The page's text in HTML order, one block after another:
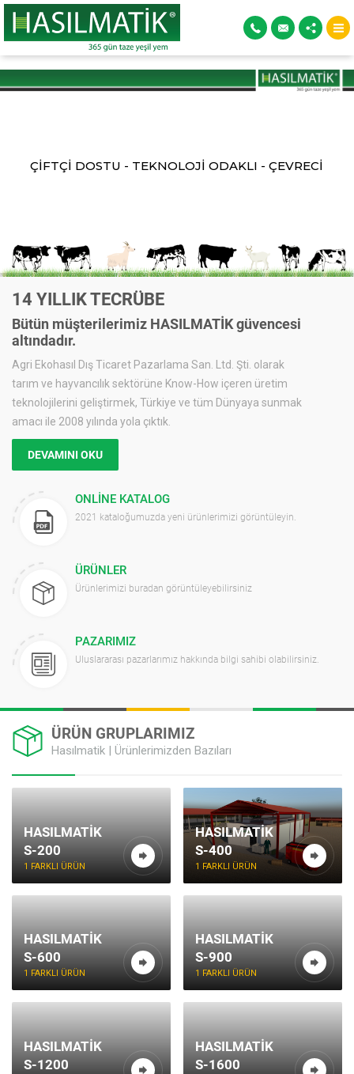
ÇİFTÇİ DOSTU - TEKNOLOJİ ODAKLI - ÇEVRECİ
14 YILLIK TECRÜBE
Bütün müşterilerimiz HASILMATİK güvencesi
altındadır.
Agri Ekohasıl Dış Ticaret Pazarlama San. Ltd. Şti. olarak
tarım ve hayvancılık sektörüne Know-How içeren üretim
teknolojilerini geliştirmek, Türkiye ve tüm Dünyaya sunmak
amacı ile 2008 yılında yola çıktık.
DEVAMINI OKU
ONLINE KATALOG
2021 kataloğumuzda yeni ürünlerimizi görüntüleyin.
ÜRÜNLER
Ürünlerimizi buradan görüntüleyebilirsiniz
PAZARIMIZ
Uluslararası pazarlarımız hakkında bilgi sahibi olabilirsiniz.
ÜRÜN GRUPLARIMIZ
Hasılmatik | Ürünlerimizden Bazıları
HASILMATIK
S-200
1 FARKLI ÜRÜN
HASILMATIK
S-400
1 FARKLI ÜRÜN
HASILMATIK
S-600
1 FARKLI ÜRÜN
HASILMATIK
S-900
1 FARKLI ÜRÜN
HASILMATIK
S-1200
HASILMATIK
S-1600